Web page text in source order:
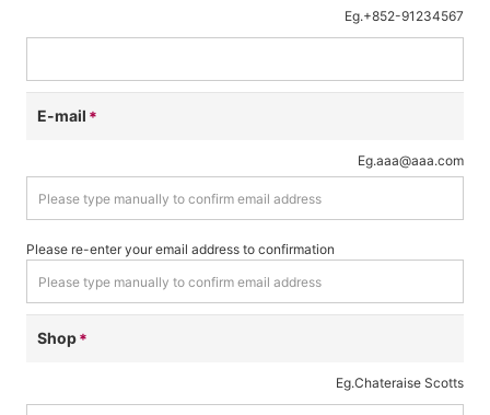
Eg.+852-91234567
E-mail
Eg.aaa@aaa.com
Shop
Eg.Chateraise Scotts